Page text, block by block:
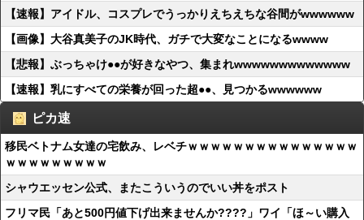
【速報】アイドル、コスプレでうっかりえちえちな谷間がwwwwww
【画像】大谷真美子のJK時代、ガチで大変なことになるwwww
【悲報】ぶっちゃけ●●が好きなやつ、集まれwwwwwwwwwwwww
【速報】乳にすべての栄養が回った超●●、見つかるwwwwww
ピカ速
移民ベトナム女達の宅飲み、レベチｗｗｗｗｗｗｗｗｗｗｗｗｗｗｗ
ｗｗｗｗｗｗｗｗｗ
シャウエッセン公式、またこういうのでいい丼をポスト
フリマ民「あと500円値下げ出来ませんか????」ワイ「ほ～い購入